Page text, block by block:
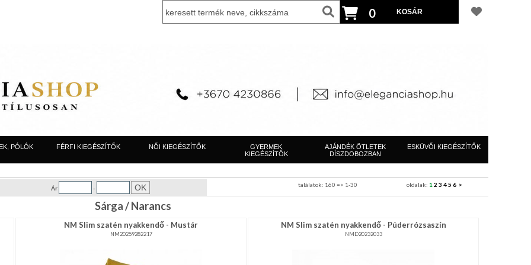
0
PÓLÓK FÉRFI KIEGÉSZÍTŐK NŐI KIEGÉSZÍTŐK
GYERMEK
KIEGÉSZÍTŐK
AJÁNDÉK ÖTLETEK
DÍSZDOBOZBAN
ESKÜVŐI KIEGÉSZÍTŐK
Ár - oldalak: 1 2 3 45 6 >
találatok: 160 => 1-30
Sárga / Narancs
NM Slim szatén nyakkendő - Mustár
NM20259282217
NM Slim szatén nyakkendő - Púderrózsaszín
NMD20232033